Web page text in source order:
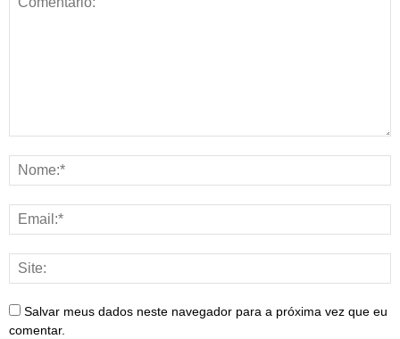
Salvar meus dados neste navegador para a próxima vez que eu
comentar.